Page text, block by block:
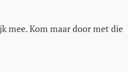
mee. Kom maar door met die